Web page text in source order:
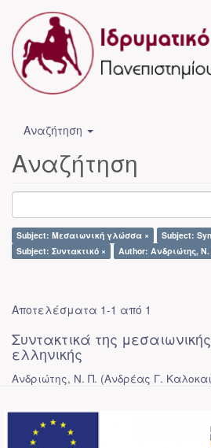
Αναζήτηση
Αναζήτηση
Subject: Μεσαιωνική γλώσσα × Subject:
Subject: Συντακτικό ×
Author: Ανδριώτης, Ν.
Αποτελέσματα 1-1 από 1
Συντακτικά της
ελληνικής
Ανδριώτης, Ν. Π. (Ανδρέας Γ.